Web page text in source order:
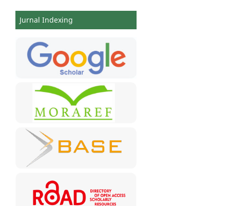
Jurnal Indexing